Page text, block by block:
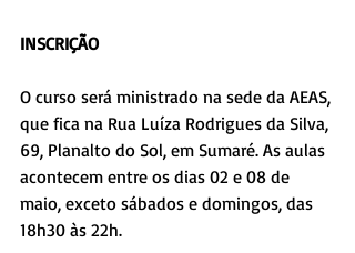
INSCRIÇÃO
O curso será ministrado na sede da AEAS,
que fica na Rua Luíza Rodrigues da Silva,
69, Planalto do Sol, em Sumaré. As aulas
acontecem entre os dias 02 e 08 de
maio, exceto sábados e domingos, das
18h30 às 22h.